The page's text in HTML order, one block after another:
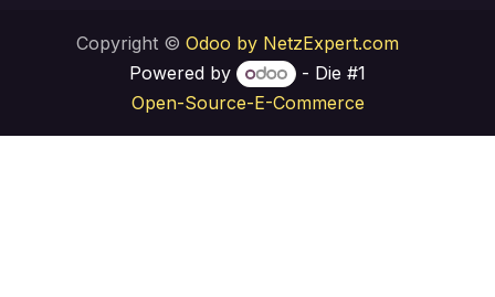
Copyright © Odoo by NetzExpert.com
Powered by
- Die #1
Open-Source-E-Commerce